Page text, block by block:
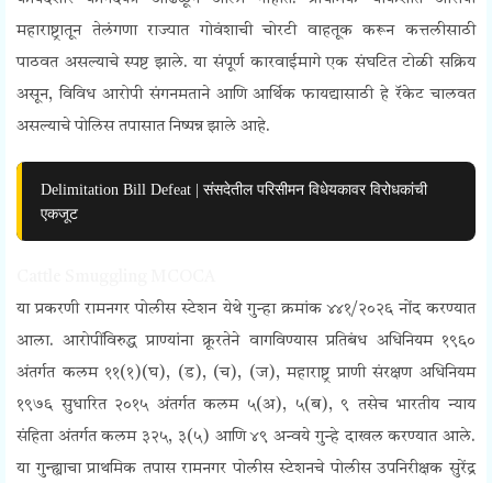
महाराष्ट्रातून तेलंगणा राज्यात गोवंशाची चोरटी वाहतूक करून कत्तलीसाठी
पाठवत असल्याचे स्पष्ट झाले. या संपूर्ण कारवाईमागे एक संघटित टोळी सक्रिय
असून, विविध आरोपी संगनमताने आणि आर्थिक फायद्यासाठी हे रॅकेट चालवत
असल्याचे पोलिस तपासात निष्पन्न झाले आहे.
Delimitation Bill Defeat | संसदेतील परिसीमन विधेयकावर विरोधकांची
एकजूट
या प्रकरणी रामनगर पोलीस स्टेशन येथे गुन्हा क्रमांक ४४१/२०२६ नोंद करण्यात
आला. आरोपींविरुद्ध प्राण्यांना क्रूरतेने वागविण्यास प्रतिबंध अधिनियम १९६०
अंतर्गत कलम ११(१)(घ), (ड), (च), (ज), महाराष्ट्र प्राणी संरक्षण अधिनियम
१९७६ सुधारित २०१५ अंतर्गत कलम ५(अ), ५(ब), ९ तसेच भारतीय न्याय
संहिता अंतर्गत कलम ३२५, ३(५) आणि ४९ अन्वये गुन्हे दाखल करण्यात आले.
या गुन्ह्याचा प्राथमिक तपास रामनगर पोलीस स्टेशनचे पोलीस उपनिरीक्षक सुरेंद्र